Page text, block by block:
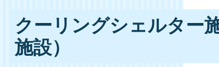
クーリングシェルター
施設）